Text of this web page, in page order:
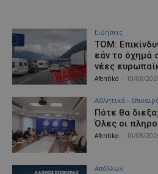
Ειδήσεις
ΤΟΜ:
εάν το όχημά
νέες
Afentiko 10/08/
Αθλητικά -
Πότε θα
Όλες οι
Afentiko 10/08/
Απόλλων